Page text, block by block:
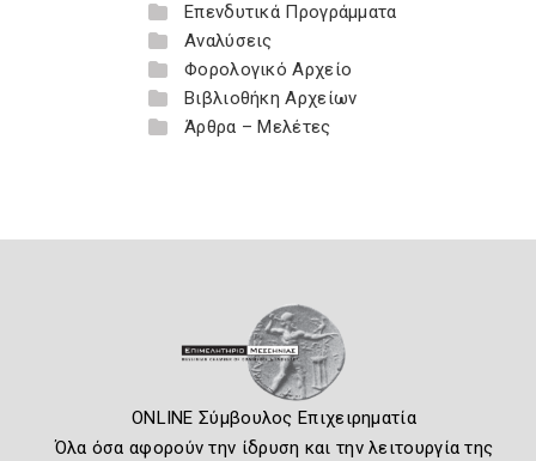
Επενδυτικά Προγράμματα
Αναλύσεις
Φορολογικό Αρχείο
Βιβλιοθήκη Αρχείων
Άρθρα – Μελέτες
ONLINE Σύμβουλος Επιχειρηματία
Όλα όσα αφορούν την ίδρυση και την λειτουργία της